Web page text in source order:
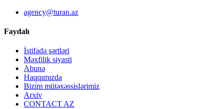
agency@turan.az
Faydalı
İstifadə şərtləri
Məxfilik siyasti
Abunə
Haqqımızda
Bizim mütəxəssislərimiz
Arxiv
CONTACT AZ